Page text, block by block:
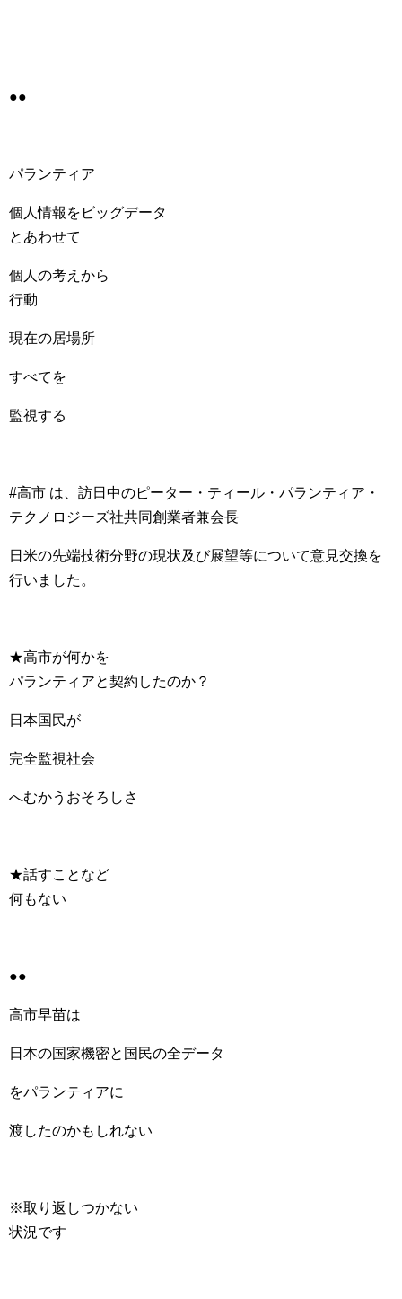
●●
パランティア
個人情報をビッグデータ
とあわせて
個人の考えから
行動
現在の居場所
すべてを
監視する
#高市 は、訪日中のピーター・ティール・パランティア・
テクノロジーズ社共同創業者兼会長
日米の先端技術分野の現状及び展望等について意見交換を
行いました。
★高市が何かを
パランティアと契約したのか？
日本国民が
完全監視社会
へむかうおそろしさ
★話すことなど
何もない
●●
高市早苗は
日本の国家機密と国民の全データ
をパランティアに
渡したのかもしれない
※取り返しつかない
状況です